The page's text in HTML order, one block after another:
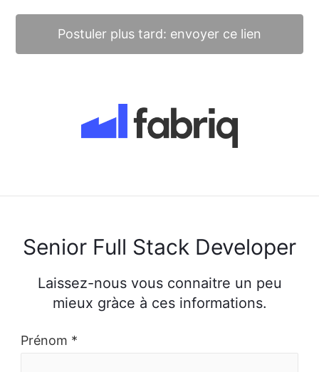
Postuler plus tard: envoyer ce lien
Senior Full Stack Developer
Laissez-nous vous connaitre un peu
mieux gràce à ces informations.
Prénom *